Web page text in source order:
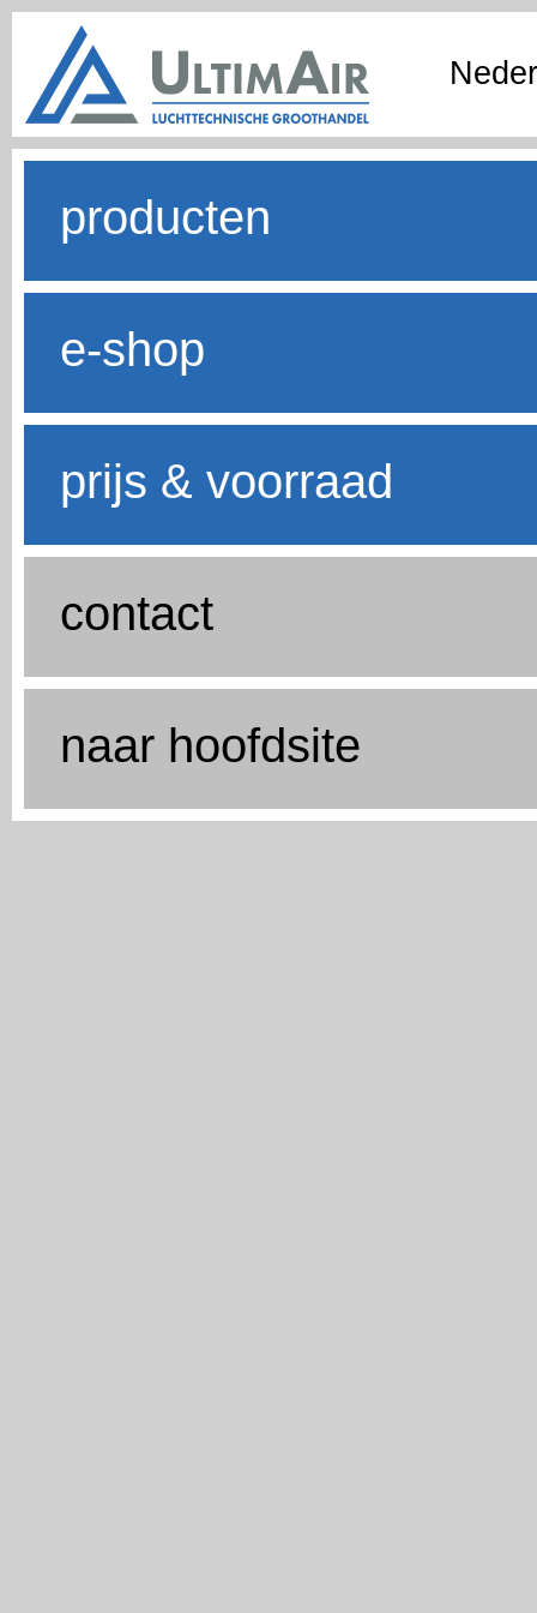
producten
e-shop
prijs & voorraad
contact
naar hoofdsite